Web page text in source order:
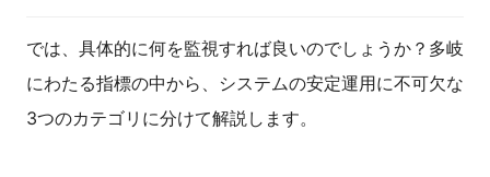
では、具体的に何を監視すれば良いのでしょうか？多岐
にわたる指標の中から、システムの安定運用に不可欠な
3つのカテゴリに分けて解説します。